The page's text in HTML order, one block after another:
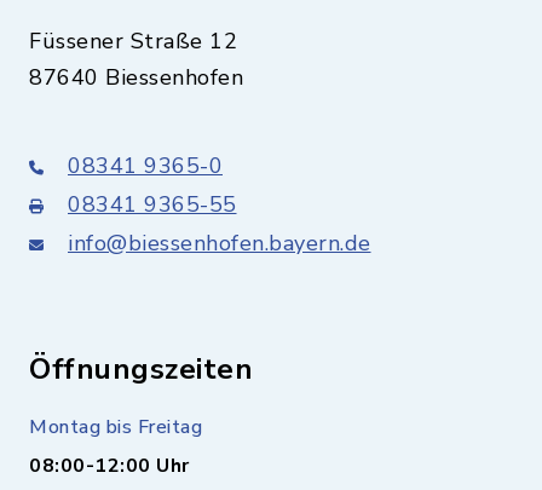
Füssener Straße 12
87640 Biessenhofen
08341 9365-0
08341 9365-55
info@biessenhofen.bayern.de
Öffnungszeiten
Montag bis Freitag
08:00-12:00 Uhr